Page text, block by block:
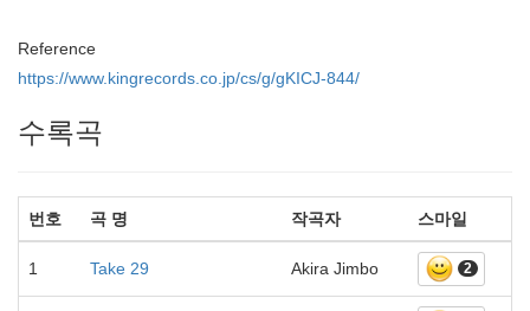
Reference
https://www.kingrecords.co.jp/cs/g/gKICJ-844/
수록곡
번호 곡 명 작곡자 스마일
1 Take 29 Akira Jimbo 2